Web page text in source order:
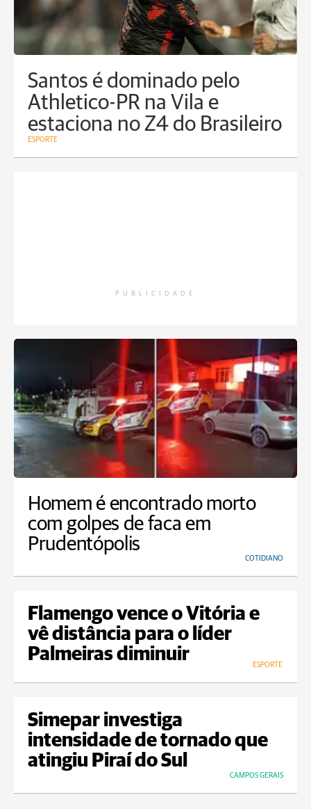
Santos é dominado pelo
Athletico-PR na Vila e
estaciona no Z4 do Brasileiro
ESPORTE
PUBLICIDADE
Homem é encontrado morto
com golpes de faca em
Prudentópolis
COTIDIANO
Flamengo vence o Vitória e
vê distância para o líder
Palmeiras diminuir
ESPORTE
Simepar investiga
intensidade de tornado que
atingiu Piraí do Sul
CAMPOS GERAIS